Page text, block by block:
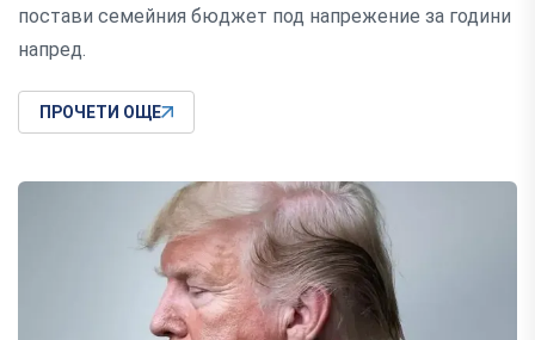
постави семейния бюджет под напрежение за години
напред.
ПРОЧЕТИ ОЩЕ